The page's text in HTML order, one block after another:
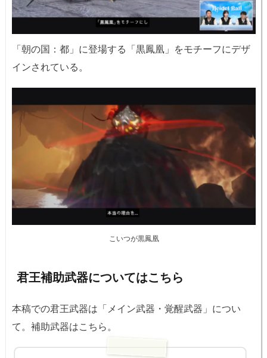
「朝の国：都」に登場する「黒鳳凰」をモチーフにデザ
インされている。
こいつが黒鳳凰
君王補助武器についてはこちら
本稿での君王武器は「メイン武器・覚醒武器」につい
て。補助武器はこちら。